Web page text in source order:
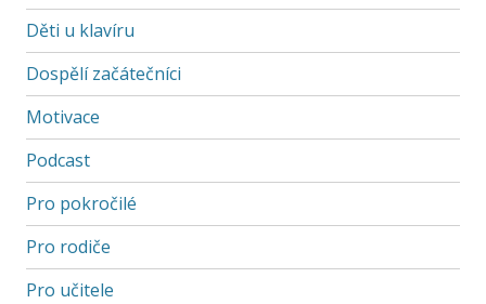
Děti u klavíru
Dospělí začátečníci
Motivace
Podcast
Pro pokročilé
Pro rodiče
Pro učitele